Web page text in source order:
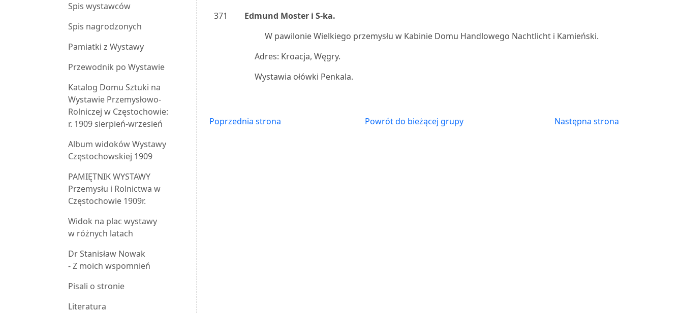
Spis wystawców
Spis nagrodzonych
Pamiatki z Wystawy
Przewodnik po Wystawie
Katalog Domu Sztuki na
Wystawie Przemysłowo-
Rolniczej w Częstochowie:
r. 1909 sierpień-wrzesień
Album widoków Wystawy
Częstochowskiej 1909
PAMIĘTNIK WYSTAWY
Przemysłu i Rolnictwa w
Częstochowie 1909r.
Widok na plac wystawy
w różnych latach
Dr Stanisław Nowak
- Z moich wspomnień
Pisali o stronie
Literatura
371
Edmund Moster i S-ka.
W pawilonie Wielkiego przemysłu w Kabinie Domu Handlowego Nachtlicht i Kamieński.
Adres: Kroacja, Węgry.
Wystawia ołówki Penkala.
Poprzednia strona Powrót do bieżącej grupy Następna strona